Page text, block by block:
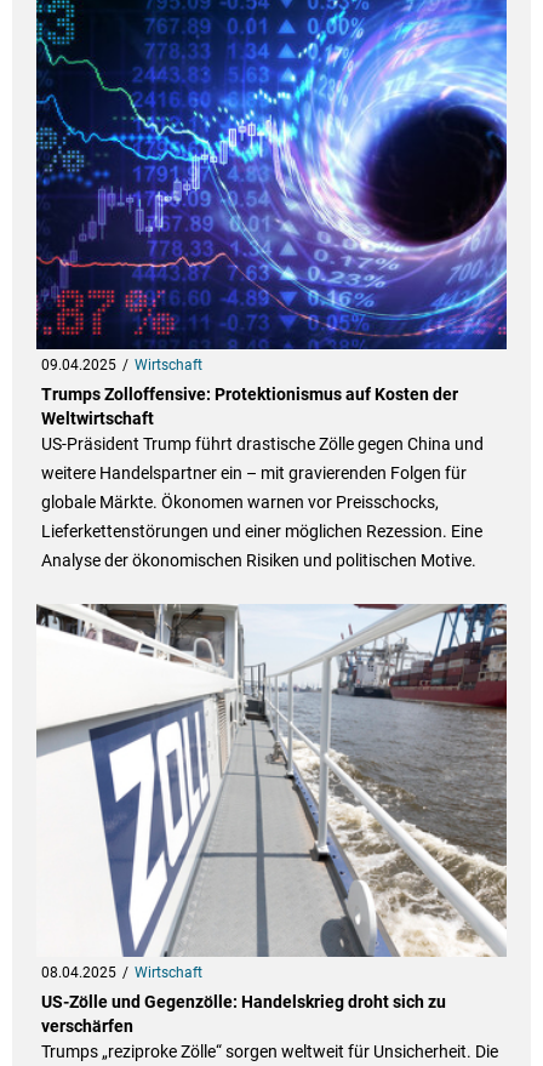
09.04.2025 Wirtschaft
Trumps Zolloffensive: Protektionismus auf Kosten der
Weltwirtschaft
US-Präsident Trump führt drastische Zölle gegen China und
weitere Handelspartner ein – mit gravierenden Folgen für
globale Märkte. Ökonomen warnen vor Preisschocks,
Lieferkettenstörungen und einer möglichen Rezession. Eine
Analyse der ökonomischen Risiken und politischen Motive.
08.04.2025 Wirtschaft
US-Zölle und Gegenzölle: Handelskrieg droht sich zu
verschärfen
Trumps „reziproke Zölle“ sorgen weltweit für Unsicherheit. Die